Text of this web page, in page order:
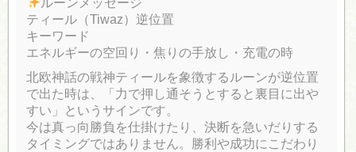
ティール（Tiwaz）逆位置
キーワード
エネルギーの空回り・焦りの手放し・充電の時
北欧神話の戦神ティールを象徴するルーンが逆位置
で出た時は、「力で押し通そうとすると裏目に出や
すい」というサインです。
今は真っ向勝負を仕掛けたり、決断を急いだりする
タイミングではありません。勝利や成功にこだわり